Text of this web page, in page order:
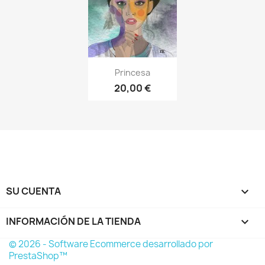
Princesa
20,00 €
SU CUENTA 
INFORMACIÓN DE LA TIENDA keyboard_arrow_down
© 2026 - Software Ecommerce desarrollado por
PrestaShop™